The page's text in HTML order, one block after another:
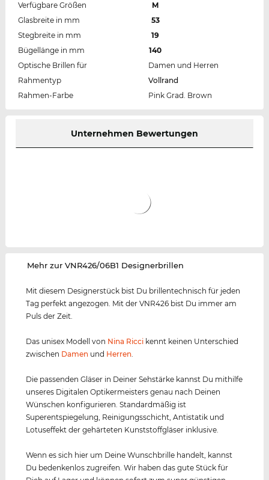
Verfügbare Größen
M
Glasbreite in mm
53
Stegbreite in mm
19
Bügellänge in mm
140
Optische Brillen für
Damen und Herren
Rahmentyp
Vollrand
Rahmen-Farbe
Pink Grad. Brown
Unternehmen Bewertungen
‌Mehr zur VNR426/06B1 Designerbrillen
Mit diesem Designerstück bist Du brillentechnisch für jeden
Tag perfekt angezogen. Mit der VNR426 bist Du immer am
Puls der Zeit.
Das unisex Modell von Nina Ricci kennt keinen Unterschied
zwischen Damen und Herren.
Die passenden Gläser in Deiner Sehstärke kannst Du mithilfe
unseres Digitalen Optikermeisters genau nach Deinen
Wünschen konfigurieren. Standardmäßig ist
Superentspiegelung, Reinigungsschicht, Antistatik und
Lotuseffekt der gehärteten Kunststoffgläser inklusive.
Wenn es sich hier um Deine Wunschbrille handelt, kannst
Du bedenkenlos zugreifen. Wir haben das gute Stück für